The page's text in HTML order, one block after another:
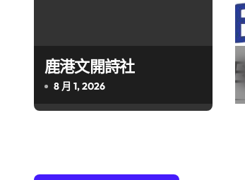
鹿港文開詩社
8 月 1, 2026